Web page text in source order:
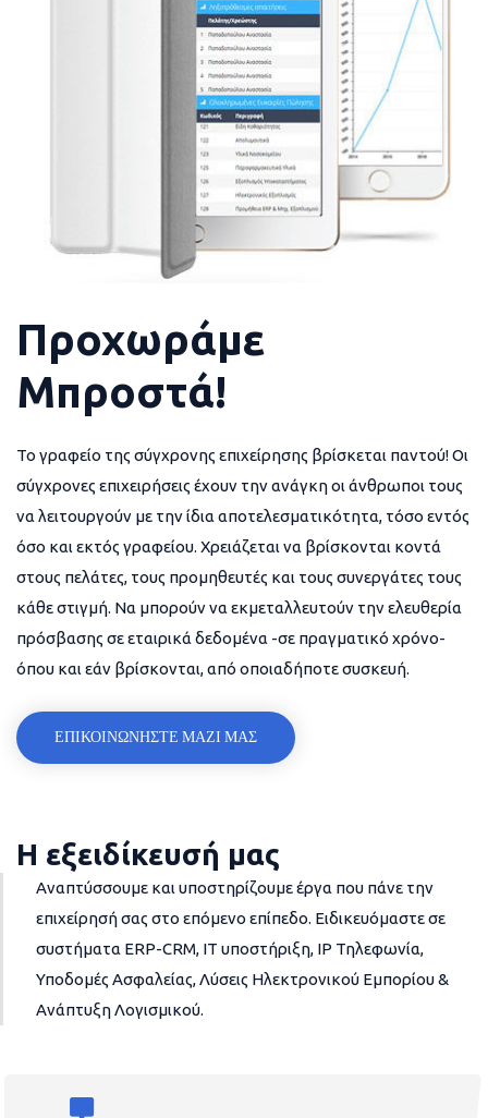
Προχωράμε
Μπροστά!
Το γραφείο της σύγχρονης επιχείρησης βρίσκεται παντού! Οι
σύγχρονες επιχειρήσεις έχουν την ανάγκη οι άνθρωποι τους
να λειτουργούν με την ίδια αποτελεσματικότητα, τόσο εντός
όσο και εκτός γραφείου. Χρειάζεται να βρίσκονται κοντά
στους πελάτες, τους προμηθευτές και τους συνεργάτες τους
κάθε στιγμή. Να μπορούν να εκμεταλλευτούν την ελευθερία
πρόσβασης σε εταιρικά δεδομένα -σε πραγματικό χρόνο-
όπου και εάν βρίσκονται, από οποιαδήποτε συσκευή.
ΕΠΙΚΟΙΝΩΝΗΣΤΕ ΜΑΖΙ ΜΑΣ
Η εξειδίκευσή μας
Αναπτύσσουμε και υποστηρίζουμε έργα που πάνε την
επιχείρησή σας στο επόμενο επίπεδο. Ειδικευόμαστε σε
συστήματα ERP-CRM, IT υποστήριξη, IP Τηλεφωνία,
Υποδομές Ασφαλείας, Λύσεις Ηλεκτρονικού Εμπορίου &
Ανάπτυξη Λογισμικού.